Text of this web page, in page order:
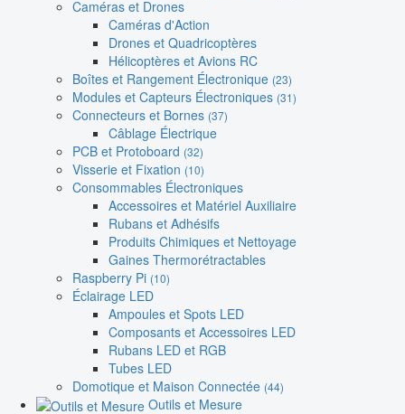
Caméras et Drones
Caméras d'Action
Drones et Quadricoptères
Hélicoptères et Avions RC
Boîtes et Rangement Électronique (23)
Modules et Capteurs Électroniques (31)
Connecteurs et Bornes (37)
Câblage Électrique
PCB et Protoboard (32)
Visserie et Fixation (10)
Consommables Électroniques
Accessoires et Matériel Auxiliaire
Rubans et Adhésifs
Produits Chimiques et Nettoyage
Gaines Thermorétractables
Raspberry Pi (10)
Éclairage LED
Ampoules et Spots LED
Composants et Accessoires LED
Rubans LED et RGB
Tubes LED
Domotique et Maison Connectée (44)
Outils et Mesure